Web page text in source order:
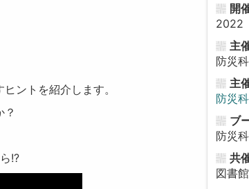
ントを紹介します。
？
!?
開
2022
主
防災
主
防災
ブ
防災
共
図書